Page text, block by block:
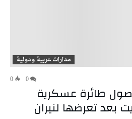
مدارات عربية ودولية
0
طائرة عسكرية
بعد تعرضها لنيران